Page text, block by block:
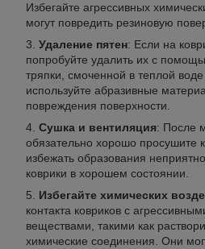
Избегайте агрессивных
могут повредить резиновую
Удаление пятен: Если на
попробуйте удалить их с
тряпки, смоченной в теплой
используйте абразивные
повреждения поверхности.
Сушка и вентиляция: После
обязательно хорошо просушите
избежать образования
коврики в хорошем состоянии.
Избегайте химических
контакта ковриков с
веществами, такими как
химические соединения. Они